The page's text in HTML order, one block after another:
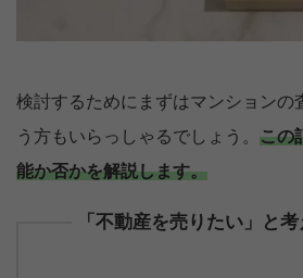
検討するためにまずはマンションの
う方もいらっしゃるでしょう。 この
能か否かを解説します。
「不動産を売りたい」と